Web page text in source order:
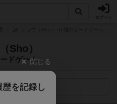
Sho）
ドゲーム
メニュー
閉じる
を記録し